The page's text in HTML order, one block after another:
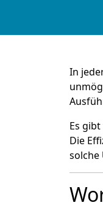
In
Es
Die
solche